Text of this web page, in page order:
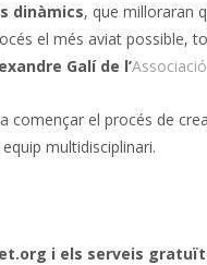
dinàmics, que milloraran
el més aviat possible,
Galí de l’
començar el procés de
multidisciplinari.
i els serveis